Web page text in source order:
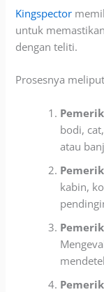
Kingspector
untuk
dengan teliti.
Prosesnya
bodi,
atau
kabin,